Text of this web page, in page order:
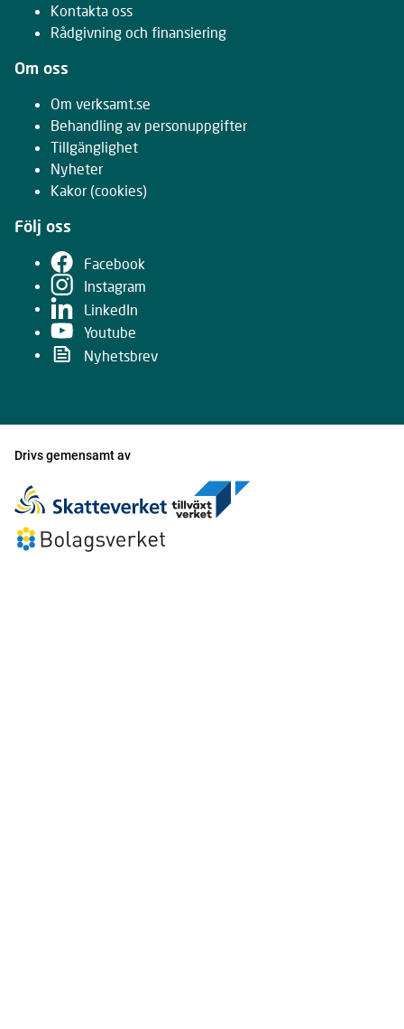
Kontakta oss
Rådgivning och finansiering
Om oss
Om verksamt.se
Behandling av personuppgifter
Tillgänglighet
Nyheter
Kakor (cookies)
Följ oss
Facebook
Instagram
LinkedIn
Youtube
Nyhetsbrev
Drivs gemensamt av